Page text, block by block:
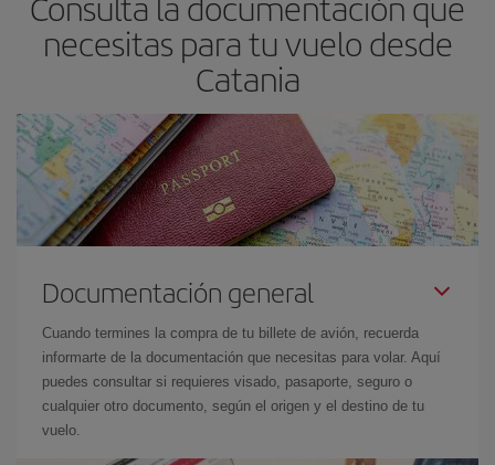
mira nuestras ofertas y déjate inspirar: seguro que encuentras el
vuelo más barato.
necesitas para tu vuelo desde
Catania
Documentación general
Cuando termines la compra de tu billete de avión, recuerda
informarte de la documentación que necesitas para volar. Aquí
puedes consultar si requieres visado, pasaporte, seguro o
cualquier otro documento, según el origen y el destino de tu
vuelo.